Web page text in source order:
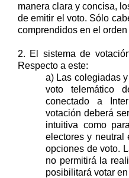
maneraclara y concisa,
de emitir el voto. Sólo
comprendidos en el orden
2. El sistema de
Respecto a este:
a) Las colegiadas
voto telemático
conectado a
votación deberá
intuitiva como
electores y neutral
opciones de voto.
no permitirá la
posibilitará votar